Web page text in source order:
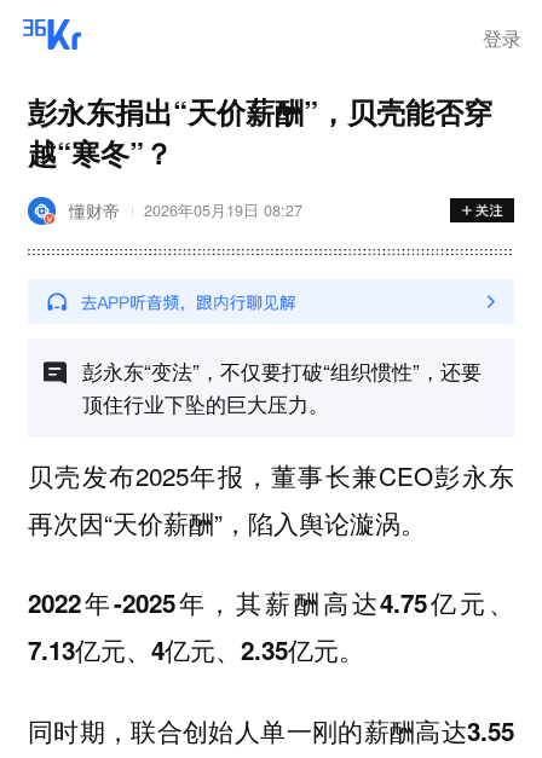
登录
彭永东捐出“天价薪酬”，贝壳能否穿
越“寒冬”？
懂财帝 2026年05月19日 08:27
彭永东“变法”，不仅要打破“组织惯性”，还要
顶住行业下坠的巨大压力。
贝壳发布2025年报，董事长兼CEO彭永东
再次因“天价薪酬”，陷入舆论漩涡。
2022年-2025年，其薪酬高达4.75亿元、
7.13亿元、4亿元、2.35亿元。
同时期，联合创始人单一刚的薪酬高达3.55